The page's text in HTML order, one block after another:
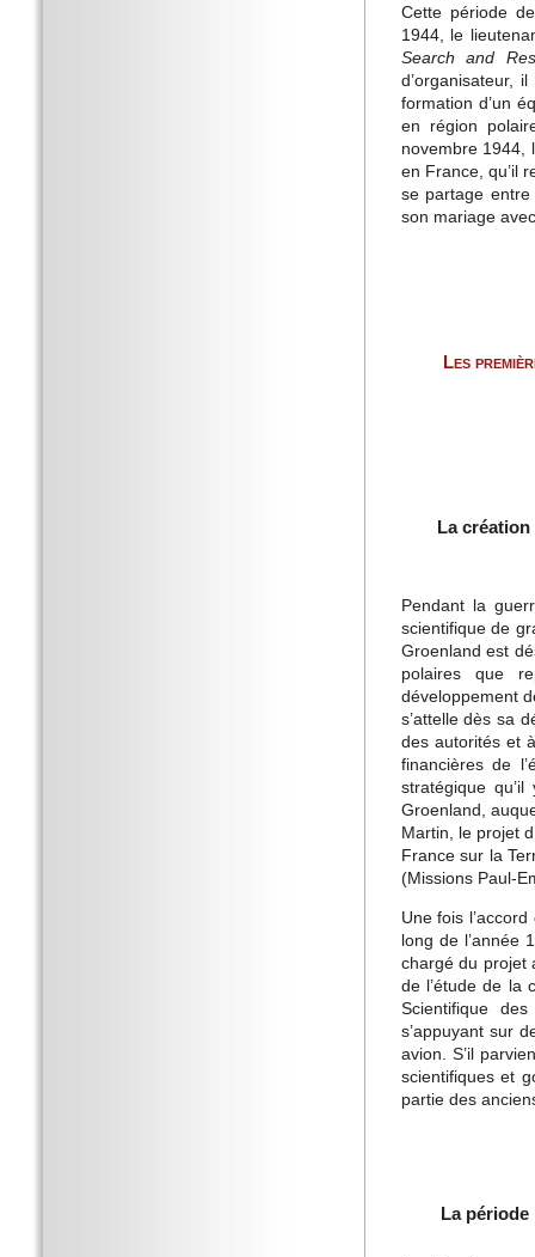
Cette période
1944, le
Search and
d’organisateur,
formation d’un
en région
novembre 1944,
en France, qu’il
se partage
son mariage
Les
La
Pendant la
scientifique de
Groenland est
polaires que
développement
s’attelle dès sa
des autorités et
financières de
stratégique
Groenland,
Martin, le projet
France sur la
(Missions Paul-
Une fois
long de l’année
chargé du projet
de l’étude de la
Scientifique
s’appuyant sur
avion. S’il
scientifiques et
partie des
La période